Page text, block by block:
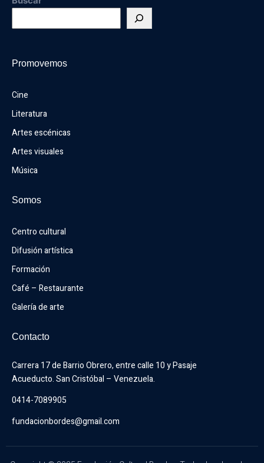
Promovemos
Cine
Literatura
Artes escénicas
Artes visuales
Música
Somos
Centro cultural
Difusión artística
Formación
Café – Restaurante
Galería de arte
Contacto
Carrera 17 de Barrio Obrero, entre calle 10 y Pasaje
Acueducto. San Cristóbal – Venezuela.
0414-7089905
fundacionbordes@gmail.com